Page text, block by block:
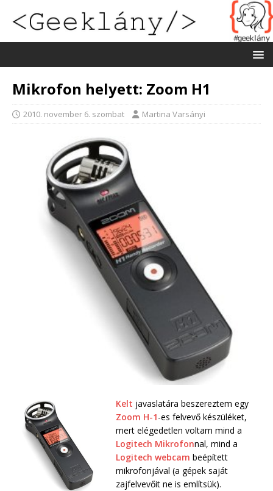
Mikrofon helyett: Zoom H1
2010. november 6. szombat Martina Varsányi
Kelt javaslatára beszereztem egy
Zoom H-1-es felvevő készüléket,
mert elégedetlen voltam mind a
Logitech Mikrofonnal, mind a
Logitech webcam beépített
mikrofonjával (a gépek saját
zajfelvevőit ne is említsük).